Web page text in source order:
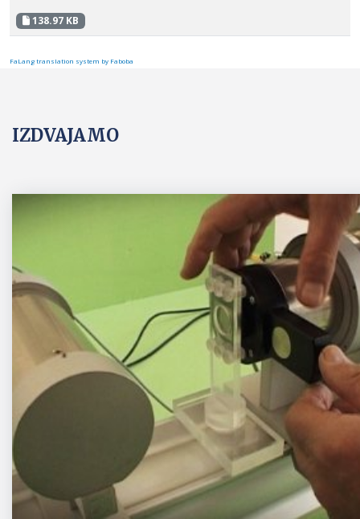
138.97 KB
FaLang translation system by Faboba
IZDVAJAMO